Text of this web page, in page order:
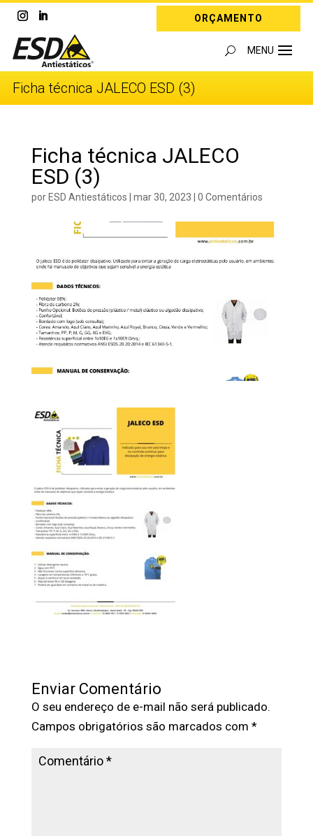
ORÇAMENTO
Ficha técnica JALECO ESD (3)
Ficha técnica JALECO
ESD (3)
porESD Antiestáticos | mar 30, 2023 | 0 Comentários
Enviar Comentário
O seu endereço de e-mail não será publicado.
Campos obrigatórios são marcados com *